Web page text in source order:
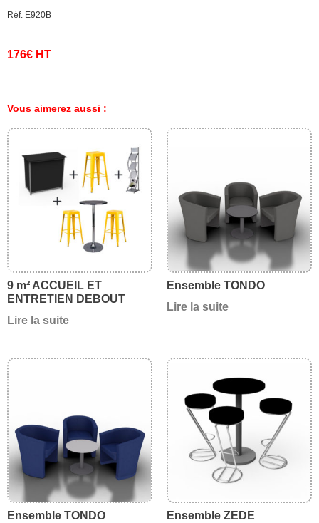
Réf. E920B
176€ HT
Vous aimerez aussi :
9 m² ACCUEIL ET
ENTRETIEN DEBOUT
Lire la suite
Ensemble TONDO
Lire la suite
Ensemble TONDO
Ensemble ZEDE